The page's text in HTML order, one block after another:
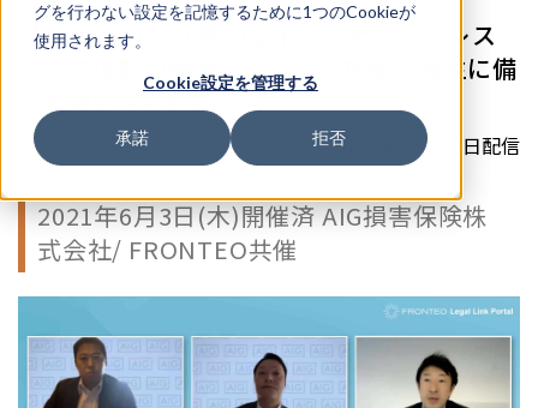
グを行わない設定を記憶するために1つのCookieが
使用されます。
Cookie設定を管理する
承諾 拒否
【Webinar】効果的なインシデント・レス
ポンス体制の構築とサイバー攻撃の発生に備
えた対応 Part 2
2021年06月29日配信
2021年6月3日(木)開催済 AIG損害保険株
式会社/ FRONTEO共催